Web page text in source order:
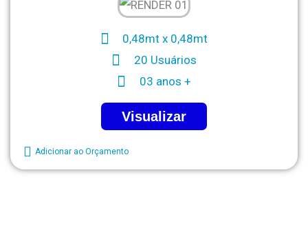
0,48mt x 0,48mt
20 Usuários
03 anos +
Visualizar
Adicionar ao Orçamento